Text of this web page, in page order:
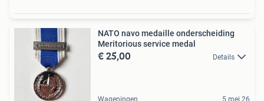
NATO navo medaille onderscheiding
Meritorious service medal
€ 25,00 Details
Wageningen 5 mei 26